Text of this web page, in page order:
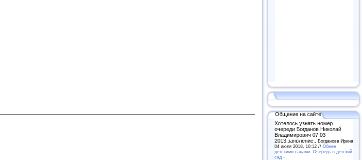
Общение на сайте
Хотелось узнать номер
очереди Богданов Николай
Владимирович 07.03
2013.заявление.. Богданова Ирина
04 июля 2018, 10:12 // Обмен
детскими садами. Очередь в детский
сад -